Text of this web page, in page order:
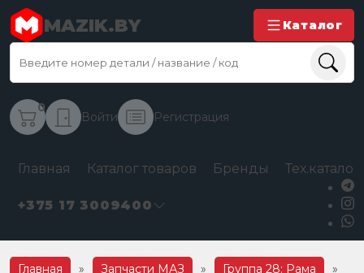
MAZIK.BY Каталог
0
Войти Регистрация
Главная Каталог товаров Бренды
+375 17 3009400
Главная » Запчасти МАЗ » Группа 28: Рама
»